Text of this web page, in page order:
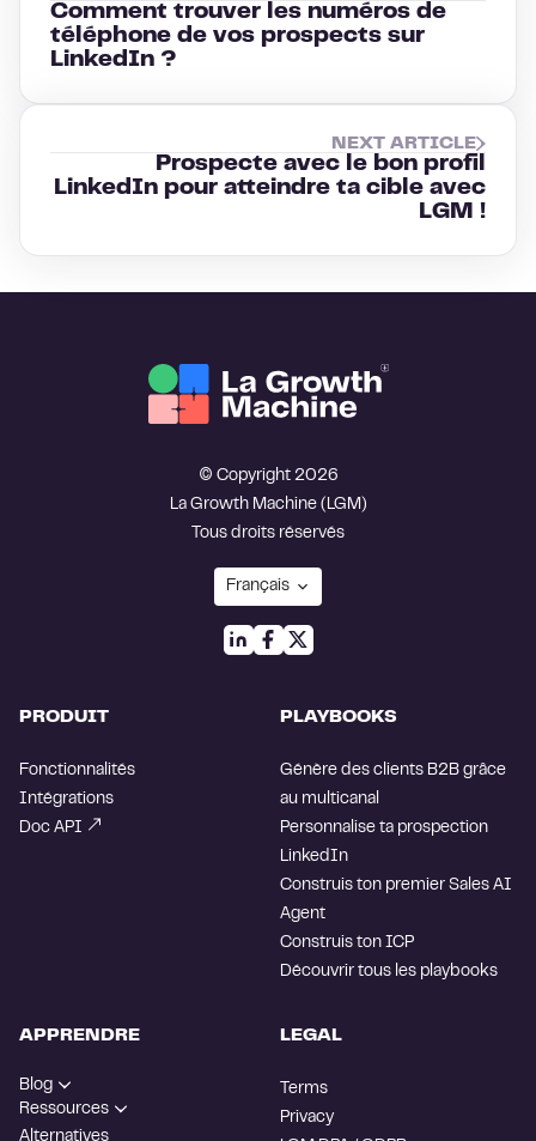
Comment trouver les numéros de
téléphone de vos prospects sur
LinkedIn ?
NEXT ARTICLE
Prospecte avec le bon profil
LinkedIn pour atteindre ta cible avec
LGM !
© Copyright 2026
La Growth Machine (LGM)
Tous droits réservés
PRODUIT
Fonctionnalités
Intégrations
Doc API
PLAYBOOKS
Génère des clients B2B grâce
au multicanal
Personnalise ta prospection
LinkedIn
Construis ton premier Sales AI
Agent
Construis ton ICP
Découvrir tous les playbooks
APPRENDRE
Blog
Ressources
Alternatives
LEGAL
Terms
Privacy